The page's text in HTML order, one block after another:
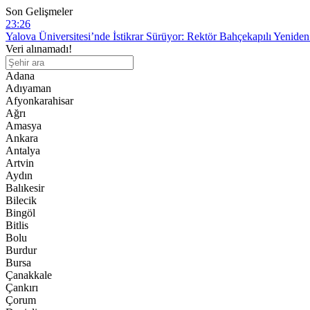
Son Gelişmeler
23:26
Yalova Üniversitesi’nde İstikrar Sürüyor: Rektör Bahçekapılı
15:28
Yalova Üniversitesi’nde Sezai Karakoç Yürüyüş Yolu Hizmete Açıldı
11:13
Yalova’da Eğitim Sırasında Rahatsızlanan Hava Harp Okulu
8:27
YALOVA BELEDİYESİ’NDE İHALELERLE İLGİLİ ŞOK
10:06
Ana muhalefet artık Özgür Özel’in Yeni Parti’si: CHP beşinci partiye
Veri alınamadı!
Adana
Adıyaman
Afyonkarahisar
Ağrı
Amasya
Ankara
Antalya
Artvin
Aydın
Balıkesir
Bilecik
Bingöl
Bitlis
Bolu
Burdur
Bursa
Çanakkale
Çankırı
Çorum